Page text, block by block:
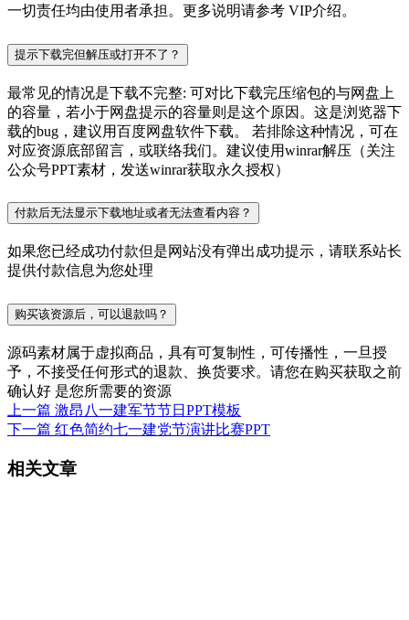
一切责任均由使用者承担。更多说明请参考 VIP介绍。
提示下载完但解压或打开不了？
最常见的情况是下载不完整: 可对比下载完压缩包的与网盘上
的容量，若小于网盘提示的容量则是这个原因。这是浏览器下
载的bug，建议用百度网盘软件下载。 若排除这种情况，可在
对应资源底部留言，或联络我们。建议使用winrar解压（关注
公众号PPT素材，发送winrar获取永久授权）
付款后无法显示下载地址或者无法查看内容？
如果您已经成功付款但是网站没有弹出成功提示，请联系站长
提供付款信息为您处理
购买该资源后，可以退款吗？
源码素材属于虚拟商品，具有可复制性，可传播性，一旦授
予，不接受任何形式的退款、换货要求。请您在购买获取之前
确认好 是您所需要的资源
上一篇 激昂八一建军节节日PPT模板
下一篇 红色简约七一建党节演讲比赛PPT
相关文章